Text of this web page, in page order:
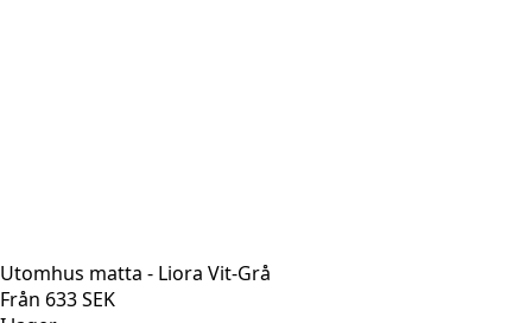
Utomhus matta - Liora Vit-Grå
Från 633SEK